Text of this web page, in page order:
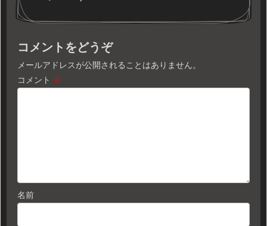
コメントをどうぞ
メールアドレスが公開されることはありません。
コメント ※
名前